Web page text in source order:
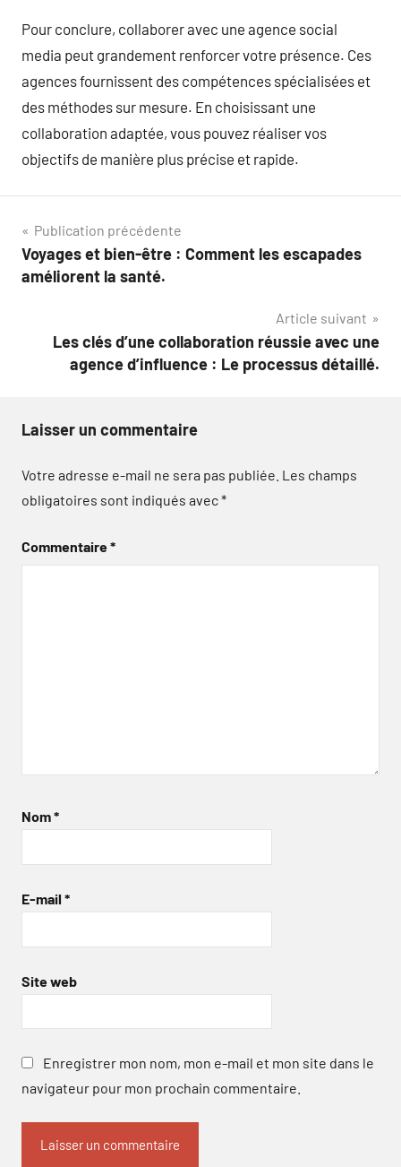
Pour conclure, collaborer avec une agence social
media peut grandement renforcer votre présence. Ces
agences fournissent des compétences spécialisées et
des méthodes sur mesure. En choisissant une
collaboration adaptée, vous pouvez réaliser vos
objectifs de manière plus précise et rapide.
Navigation
de
Publication précédente
Voyages et bien-être : Comment les escapades
améliorent la santé.
Article suivant
Les clés d’une collaboration réussie avec une
agence d’influence : Le processus détaillé.
Laisser un commentaire
Votre adresse e-mail ne sera pas publiée. Les champs
obligatoires sont indiqués avec*
Commentaire*
Nom*
E-mail *
Site web
Enregistrer mon nom, mon e-mail et mon site dans le
navigateur pour mon prochain commentaire.